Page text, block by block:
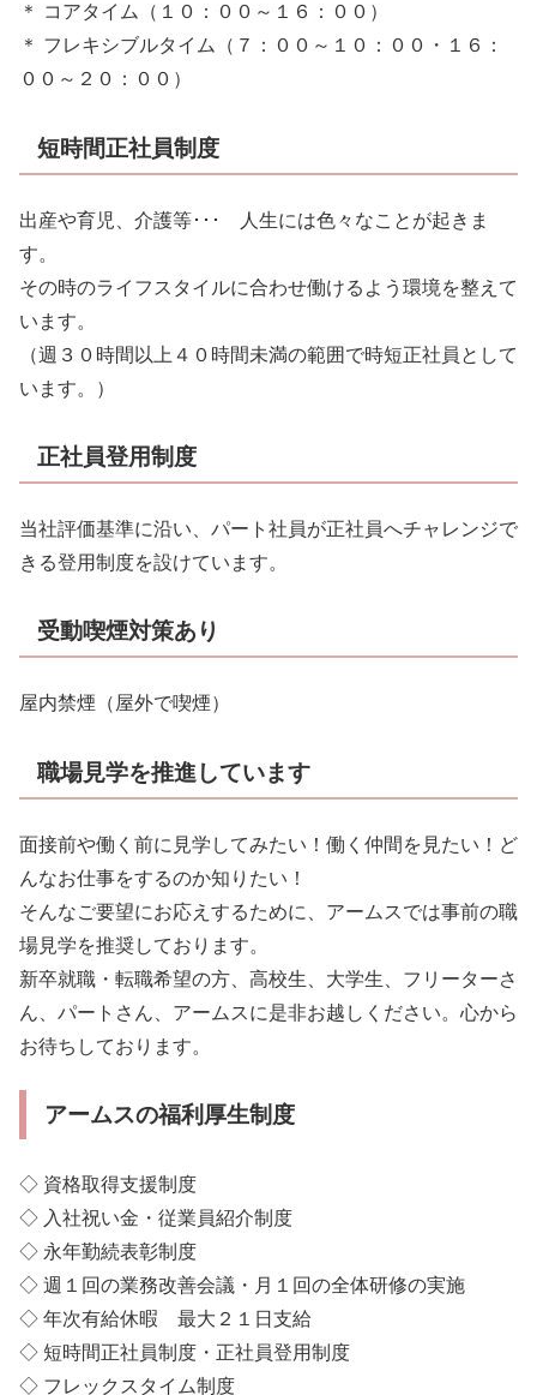
＊ コアタイム（１０：００～１６：００）
＊ フレキシブルタイム（７：００～１０：００・１６：
００～２０：００）
短時間正社員制度
出産や育児、介護等･･･ 人生には色々なことが起きま
す。
その時のライフスタイルに合わせ働けるよう環境を整えて
います。
（週３０時間以上４０時間未満の範囲で時短正社員として
います。）
正社員登用制度
当社評価基準に沿い、パート社員が正社員へチャレンジで
きる登用制度を設けています。
受動喫煙対策あり
屋内禁煙（屋外で喫煙）
職場見学を推進しています
面接前や働く前に見学してみたい！働く仲間を見たい！ど
んなお仕事をするのか知りたい！
そんなご要望にお応えするために、アームスでは事前の職
場見学を推奨しております。
新卒就職・転職希望の方、高校生、大学生、フリーターさ
ん、パートさん、アームスに是非お越しください。心から
お待ちしております。
アームスの福利厚生制度
◇ 資格取得支援制度
◇ 入社祝い金・従業員紹介制度
◇ 永年勤続表彰制度
◇ 週１回の業務改善会議・月１回の全体研修の実施
◇ 年次有給休暇 最大２１日支給
◇ 短時間正社員制度・正社員登用制度
◇ フレックスタイム制度